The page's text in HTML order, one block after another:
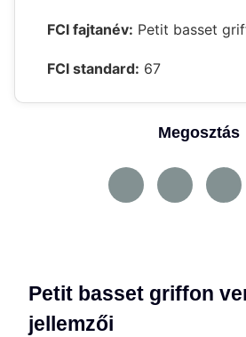
FCI fajtanév: Petit basset
FCI standard: 67
Megosztás
Petit basset griffon
jellemzői